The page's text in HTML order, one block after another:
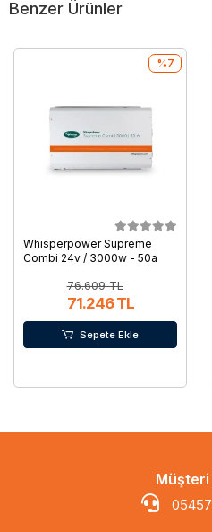
Benzer Ürünler
Whisperpower Supreme
Combi 24v / 3000w - 50a
76.609 TL
71.246 TL
%7
Sepete Ekle
Müşteri